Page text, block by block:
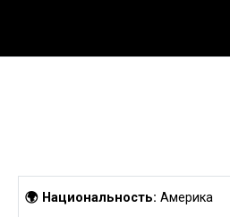
содержанию
🌍 Национальность:Америка